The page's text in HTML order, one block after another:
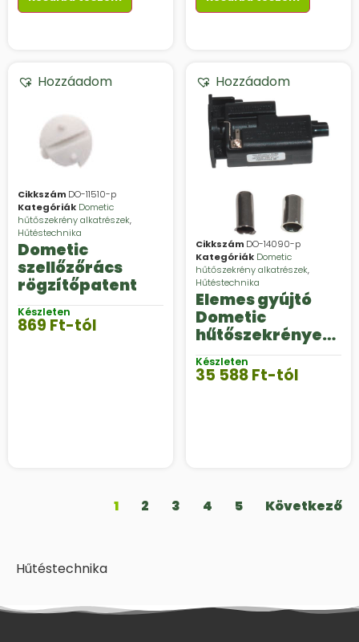
Hozzáadom
Cikkszám DO-11510-p
Kategóriák Dometic
hűtőszekrény alkatrészek,
Hűtéstechnika
Dometic
szellőzőrács
rögzítőpatent
Készleten
869 Ft-tól
Hozzáadom
Cikkszám DO-14090-p
Kategóriák Dometic
hűtőszekrény alkatrészek,
Hűtéstechnika
Elemes gyújtó
Dometic
hűtőszekrények
hez
Készleten
35 588Ft-tól
1 2 3 4 5 Következő
Hűtéstechnika